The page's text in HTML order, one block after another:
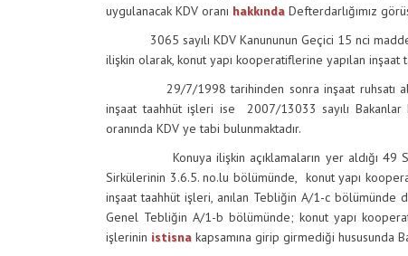
uygulanacak KDV oranı hakkında Defterdarlığımız
3065 sayılı KDV Kanununun Geçici 15 nci
ilişkin olarak, konut yapı kooperatiflerine yapılan inşaat
29/7/1998 tarihinden sonra inşaat ruhsatı
inşaat taahhüt işleri ise 2007/13033 sayılı Bakanlar
oranında KDV ye tabi bulunmaktadır.
Konuya ilişkin açıklamaların yer aldığı 49
Sirkülerinin 3.6.5. no.lu bölümünde, konut yapı
inşaat taahhüt işleri, anılan Tebliğin A/1-c bölümünde
Genel Tebliğin A/1-b bölümünde; konut yapı
işlerinin istisna kapsamına girip girmediği hususunda